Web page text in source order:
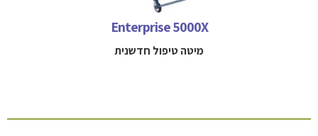
Enterprise 5000X
מיטה טיפול חדשנית
052-3114712